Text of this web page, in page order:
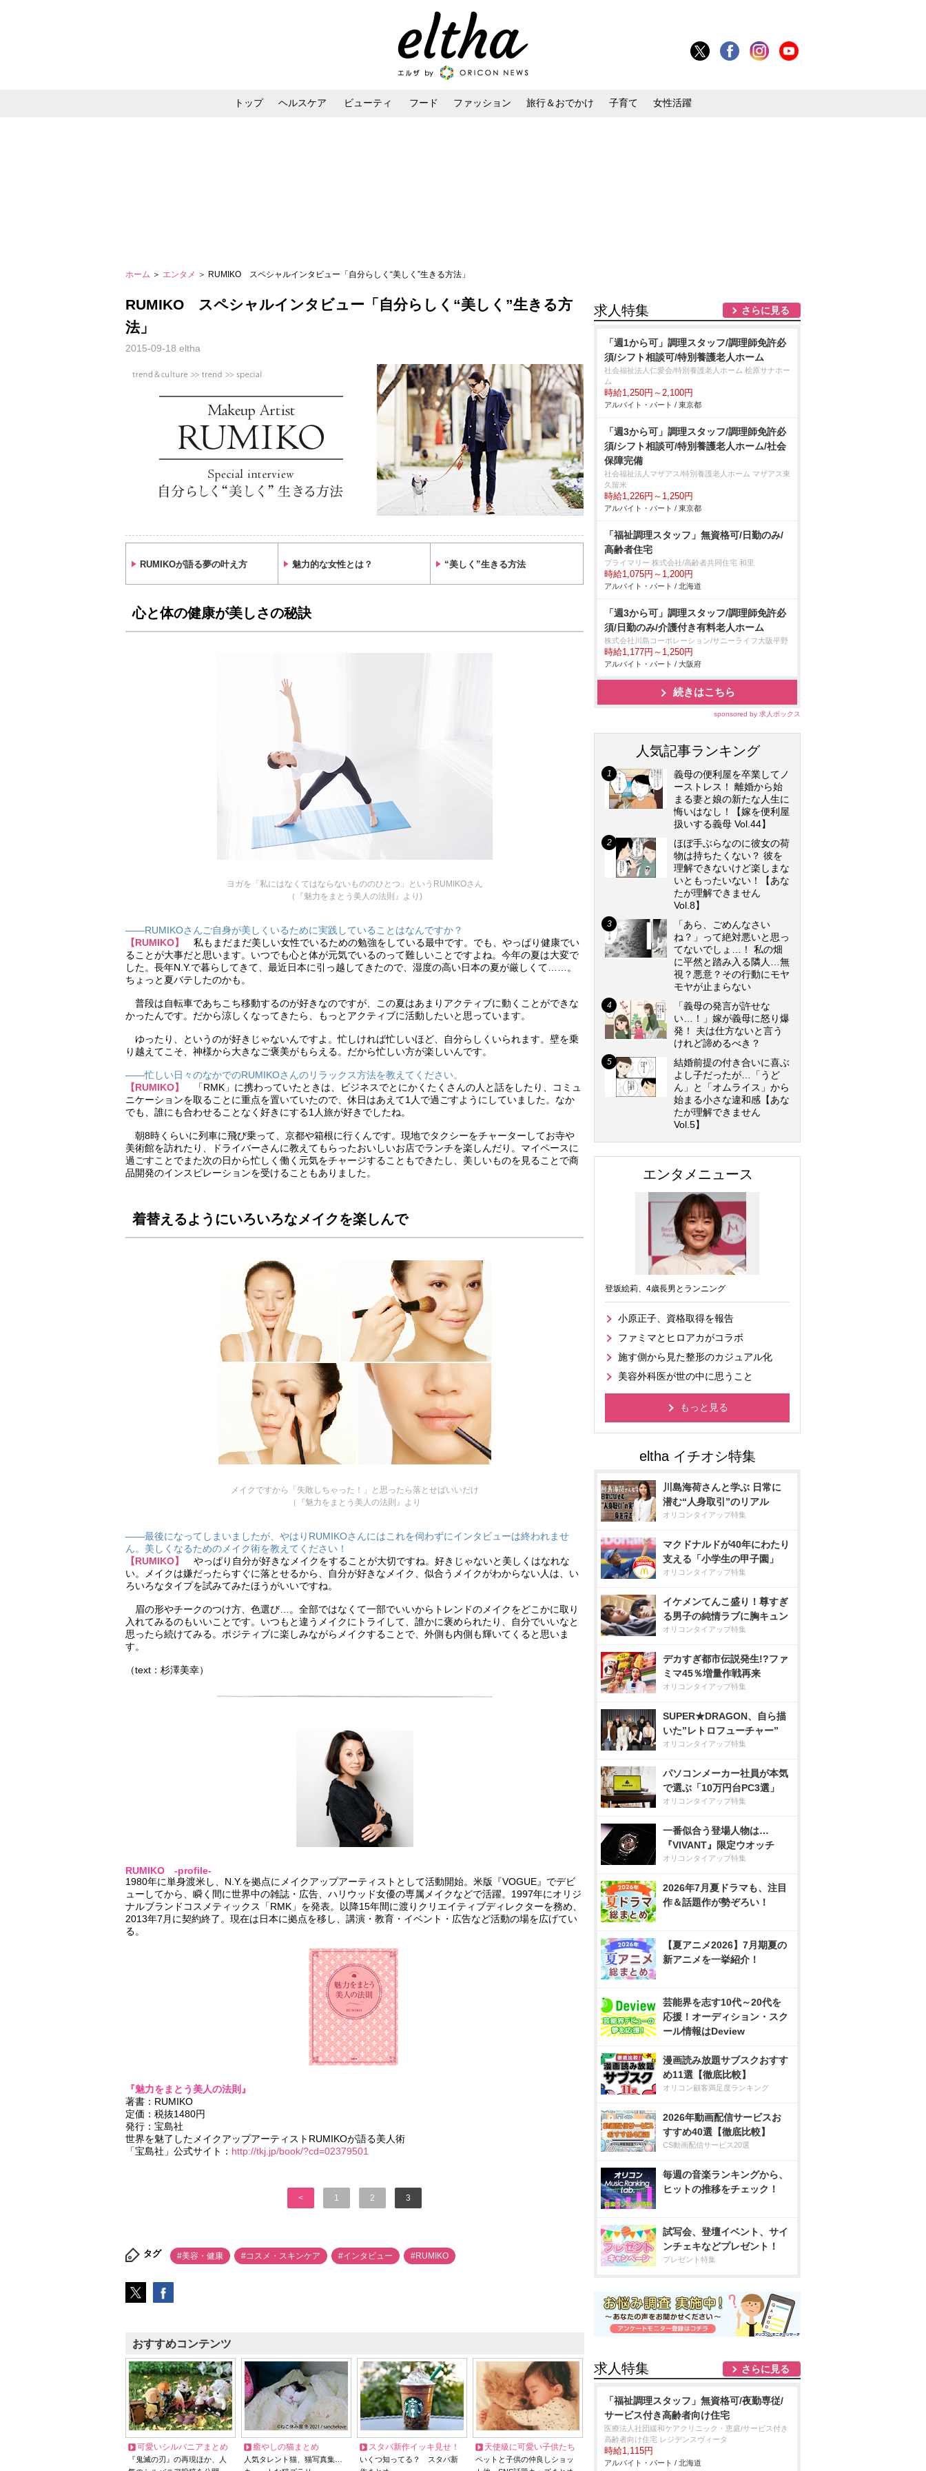
トップ ヘルスケア ビューティ フード ファッション 旅行＆おでかけ 子育て 女性活躍
ホーム ＞ エンタメ ＞ RUMIKO スペシャルインタビュー「自分らしく“美しく”生きる方法」
RUMIKO スペシャルインタビュー「自分らしく“美しく”生きる方
法」
2015-09-18 eltha
RUMIKOが語る夢の叶え方 魅力的な女性とは？ “美しく”生きる方法
心と体の健康が美しさの秘訣
ヨガを「私にはなくてはならないもののひとつ」というRUMIKOさん
（『魅力をまとう美人の法則』より)
――RUMIKOさんご自身が美しくいるために実践していることはなんですか？
【RUMIKO】
私もまだまだ美しい女性でいるための勉強をしている最中です。でも、やっぱり健康でい
ることが大事だと思います。いつでも心と体が元気でいるのって難しいことですよね。今年の夏は大変で
した。長年N.Y.で暮らしてきて、最近日本に引っ越してきたので、湿度の高い日本の夏が厳しくて……。
ちょっと夏バテしたのかも。
普段は自転車であちこち移動するのが好きなのですが、この夏はあまりアクティブに動くことができな
かったんです。だから涼しくなってきたら、もっとアクティブに活動したいと思っています。
ゆったり、というのが好きじゃないんですよ。忙しければ忙しいほど、自分らしくいられます。壁を乗
り越えてこそ、神様から大きなご褒美がもらえる。だから忙しい方が楽しいんです。
――忙しい日々のなかでのRUMIKOさんのリラックス方法を教えてください。
【RUMIKO】
「RMK」に携わっていたときは、ビジネスでとにかくたくさんの人と話をしたり、コミュ
ニケーションを取ることに重点を置いていたので、休日はあえて1人で過ごすようにしていました。なか
でも、誰にも合わせることなく好きにする1人旅が好きでしたね。
朝8時くらいに列車に飛び乗って、京都や箱根に行くんです。現地でタクシーをチャーターしてお寺
美術館を訪れたり、ドライバーさんに教えてもらったおいしいお店でランチを楽しんだり。マイペースに
過ごすことでまた次の日から忙しく働く元気をチャージすることもできたし、美しいものを見ることで商
品開発のインスピレーションを受けることもありました。
着替えるようにいろいろなメイクを楽しんで
メイクですから「失敗しちゃった！」と思ったら落とせばいいだけ
（『魅力をまとう美人の法則』より
――最後になってしまいましたが、やはりRUMIKOさんにはこれを伺わずにインタビューは終われませ
ん。美しくなるためのメイク術を教えてください！
【RUMIKO】
っぱり自分が好きなメイクをすることが大切ですね。好きじゃないと美しくはなれな
い。メイクは嫌だったらすぐに落とせるから、自分が好きなメイク、似合うメイクがわからない人は、い
ろいろなタイプを試みてみたほうがいいですね。
眉の形やチークのつけ方、色選び…。全部ではなくて一部でいいからトレンドのメイクをどこかに取り
入れてみるのもいいことです。いつもと違うメイクにトライして、誰かに褒められたり、自分でいいなと
思ったら続けてみる。ポジティブに楽しみながらメイクすることで、外側も内側も輝いてくると思いま
す。
（text：杉澤美幸）
RUMIKO -profile-
1980年に単身渡米し、N.Y.を拠点にメイクアップアーティストとして活動開始。米版『VOGUE』でデビ
ューしてから、瞬く間に世界中の雑誌・広告、ハリウッド女優の専属メイクなどで活躍。1997年にオリジ
ナルブランドコスメティックス「RMK」を発表。以降15年間に渡りクリエイティブディレクターを務め、
2013年7月に契約終了。現在は日本に拠点を移し、講演・教育・イベント・広告など活動の場を広げてい
る。
『魅力をまとう美人の法則』
著書：RUMIKO
定価：税抜1480円
発行：宝島社
世界を魅了したメイクアップアーティストRUMIKOが語る美人術
「宝島社」公式サイト： http://tkj.jp/book/?cd=02379501
< 1 2 3
タグ #美容・健康 #コスメ・スキンケア #インタビュー #RUMIKO
おすすめコンテンツ
可愛いシルバニアまとめ
『鬼滅の刃』の再現ほか、人
癒やしの猫まとめ
人気タレント猫、猫写真集…
スタバ新作イッキ見せ！
いくつ知ってる？ スタバ新
天使級に可愛い子供たち
ペットと子供の仲良しショッ
求人特集 さらに見る
「週1から可」調理スタッフ/調理師免許必
須/シフト相談可/特別養護老人ホーム
社会福祉法人仁愛会/特別養護老人ホーム 桧原サナホー
ム
時給1,250円～2,100円
アルバイト・パート / 東京都
「週3から可」調理スタッフ/調理師免許必
須/シフト相談可/特別養護老人ホーム/社会
保障完備
社会福祉法人マザアス/特別養護老人ホーム マザアス東
久留米
時給1,226円～1,250円
アルバイト・パート / 東京都
「福祉調理スタッフ」無資格可/日勤のみ/
高齢者住宅
プライマリー 株式会社/高齢者共同住宅 和里
時給1,075円～1,200円
アルバイト・パート / 北海道
「週3から可」調理スタッフ/調理師免許必
須/日勤のみ/介護付き有料老人ホーム
株式会社川島コーポレーション/サニーライフ大阪平野
時給1,177円～1,250円
アルバイト・パート / 大阪府
続きはこちら
sponsored by 求人ボックス
人気記事ランキング
義母の便利屋を卒業してノ
ーストレス！ 離婚から始
まる妻と娘の新たな人生に
悔いはなし！【嫁を便利屋
扱いする義母 Vol.44】
ほぼ手ぶらなのに彼女の荷
物は持ちたくない？ 彼を
理解できないけど楽しまな
いともったいない！【あな
たが理解できません
Vol.8】
「あら、ごめんなさい
ね？」って絶対悪いと思っ
てないでしょ…！ 私の畑
に平然と踏み入る隣人…無
視？悪意？その行動にモヤ
モヤが止まらない
「義母の発言が許せな
い…！」嫁が義母に怒り爆
発！ 夫は仕方ないと言う
けれど諦めるべき？
結婚前提の付き合いに喜ぶ
よし子だったが…「うど
ん」と「オムライス」から
始まる小さな違和感【あな
たが理解できません
Vol.5】
エンタメニュース
登坂絵莉、4歳長男とランニング
小原正子、資格取得を報告
ファミマとヒロアカがコラボ
施す側から見た整形のカジュアル化
美容外科医が世の中に思うこと
もっと見る
川島海荷さんと学ぶ 日常に
潜む“人身取引”のリアル
オリコンタイアップ特集
マクドナルドが40年にわたり
支える「小学生の甲子園」
オリコンタイアップ特集
イケメンてんこ盛り！尊すぎ
る男子の純情ラブに胸キュン
オリコンタイアップ特集
デカすぎ都市伝説発生!?ファ
ミマ45％増量作戦再来
オリコンタイアップ特集
SUPER★DRAGON、自ら描
いた”レトロフューチャー”
オリコンタイアップ特集
パソコンメーカー社員が本気
で選ぶ「10万円台PC3選」
オリコンタイアップ特集
一番似合う登場人物は…
『VIVANT』限定ウオッチ
オリコンタイアップ特集
2026年7月夏ドラマも、注目
作＆話題作が勢ぞろい！
【夏アニメ2026】7月期夏の
新アニメを一挙紹介！
芸能界を志す10代～20代を
応援！オーディション・スク
ール情報はDeview
漫画読み放題サブスクおすす
め11選【徹底比較】
オリコン顧客満足度ランキング
2026年動画配信サービスお
すすめ40選【徹底比較】
CS動画配信サービス20選
毎週の音楽ランキングから、
ヒットの推移をチェック！
試写会、登壇イベント、サイ
ンチェキなどプレゼント！
プレゼント特集
求人特集 さらに見る
「福祉調理スタッフ」無資格可/夜勤専従/
サービス付き高齢者向け住宅
医療法人社団緩和ケアクリニック・恵庭/サービス付き
高齢者向け住宅 レジデンスヴィータ
時給1,115円
アルバイト・パート / 北海道